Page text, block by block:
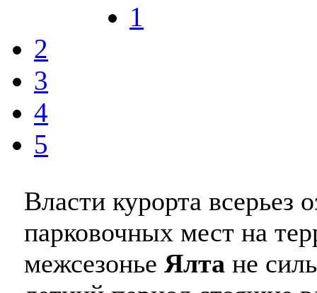
1
2
3
4
5
Власти курорта всерьез
парковочных мест на
межсезонье Ялта не